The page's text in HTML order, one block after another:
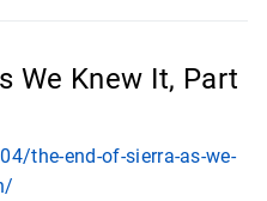
We Knew It, Part
the-end-of-sierra-as-we-